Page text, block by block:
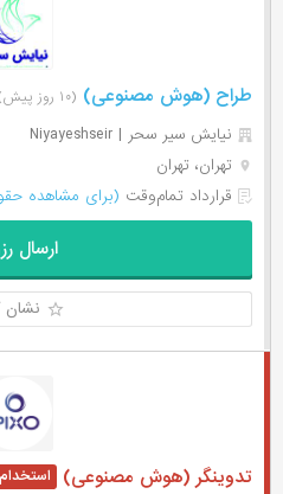
طراح (هوش مصنوعی) (۱۰ روز پیش)
نیایش سیر سحر | Niyayeshseir
تهران، تهران
قرارداد تمام‌وقت (برای مشاهده
ارسال
نشان
تدوینگر (هوش مصنوعی)